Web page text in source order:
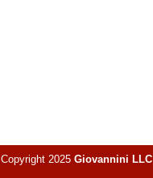
Copyright 2025 Giovannini LLC